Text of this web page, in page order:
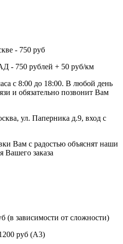
- 750 руб
- 750 рублей + 50 руб/км
с 8:00 до 18:00. В любой день
и обязательно позвонит Вам
ул. Паперника д.9, вход с
Вам с радостью объяснят наши
Вашего заказа
(в зависимости от сложности)
руб (А3)